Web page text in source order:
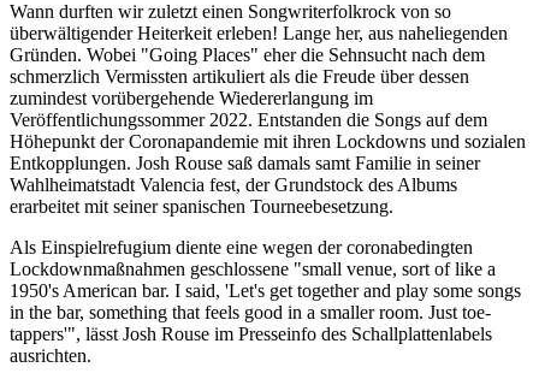
Wann durften wir zuletzt einen Songwriterfolkrock von so
überwältigender Heiterkeit erleben! Lange her, aus naheliegenden
Gründen. Wobei "Going Places" eher die Sehnsucht nach dem
schmerzlich Vermissten artikuliert als die Freude über dessen
zumindest vorübergehende Wiedererlangung im
Veröffentlichungssommer 2022. Entstanden die Songs auf dem
Höhepunkt der Coronapandemie mit ihren Lockdowns und sozialen
Entkopplungen. Josh Rouse saß damals samt Familie in seiner
Wahlheimatstadt Valencia fest, der Grundstock des Albums
erarbeitet mit seiner spanischen Tourneebesetzung.
Als Einspielrefugium diente eine wegen der coronabedingten
Lockdownmaßnahmen geschlossene "small venue, sort of like a
1950's American bar. I said, 'Let's get together and play some songs
in the bar, something that feels good in a smaller room. Just toe-
tappers'", lässt Josh Rouse im Presseinfo des Schallplattenlabels
ausrichten.